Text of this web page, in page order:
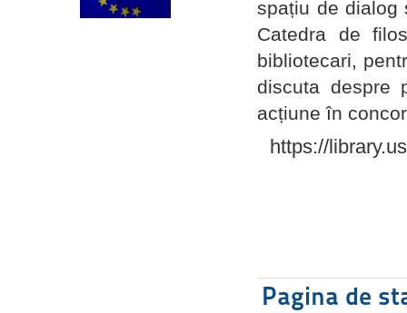
spațiu de dialog
Catedra de
bibliotecari,
discuta despre
acțiune în
https://
Pagina de